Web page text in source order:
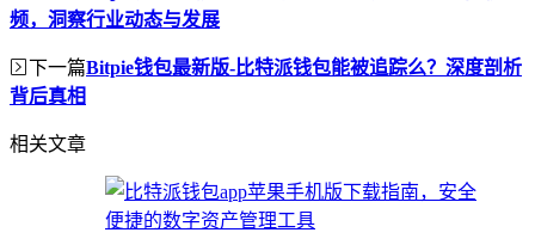
频，洞察行业动态与发展
下一篇Bitpie钱包最新版-比特派钱包能被追踪么？深度剖析
背后真相
相关文章